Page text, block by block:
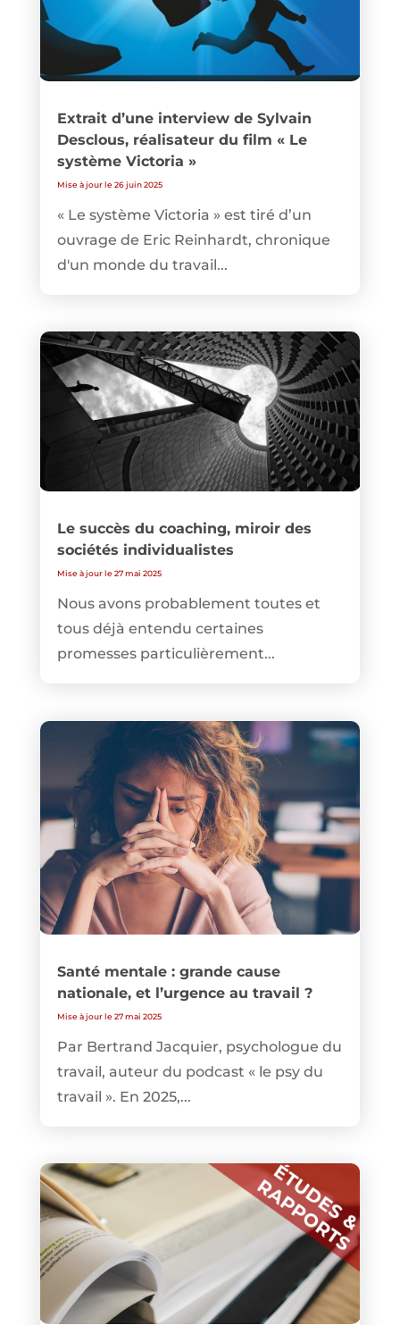
Extrait d’une interview de Sylvain
Desclous, réalisateur du film « Le
système Victoria »
Mise à jour le 26 juin 2025
« Le système Victoria » est tiré d’un
ouvrage de Eric Reinhardt, chronique
d'un monde du travail...
Le succès du coaching, miroir des
sociétés individualistes
Mise à jour le 27 mai 2025
Nous avons probablement toutes et
tous déjà entendu certaines
promesses particulièrement...
Santé mentale : grande cause
nationale, et l’urgence au travail ?
Mise à jour le 27 mai 2025
Par Bertrand Jacquier, psychologue du
travail, auteur du podcast « le psy du
travail ». En 2025,...